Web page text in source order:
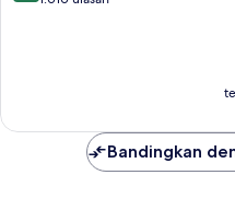
Bandingkan